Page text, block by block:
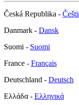
Česká Republika -
Danmark - Dansk
Suomi - Suomi
France - Français
Deutschland - Deutsch
Ελλάδα - Ελληνικά